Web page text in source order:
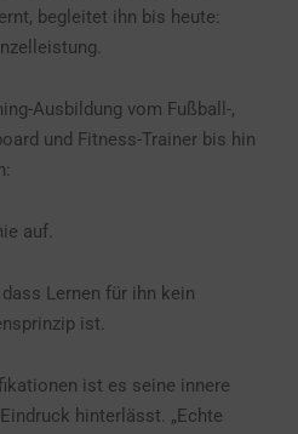
begleitet ihn bis heute:
Ausbildung vom Fußball-,
und Fitness-Trainer bis hin
auf.
Lernen für ihn kein
ist.
ist es seine innere
hinterlässt. „Echte